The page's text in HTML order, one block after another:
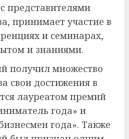
представителями
принимает участие в
и семинарах,
и знаниями.
получил множество
свои достижения в
лауреатом премий
года» и
года». Также